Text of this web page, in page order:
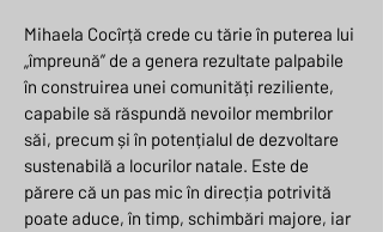
Mihaela Cocîrță crede cu tărie în puterea lui
„împreună” de a genera rezultate palpabile
în construirea unei comunități reziliente,
capabile să răspundă nevoilor membrilor
săi, precum și în potențialul de dezvoltare
sustenabilă a locurilor natale. Este de
părere că un pas mic în direcția potrivită
poate aduce, în timp, schimbări majore, iar